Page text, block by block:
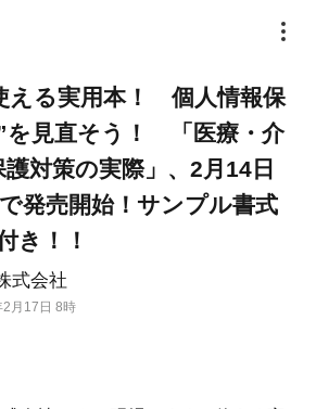
式会社
月17日 8時
える実用本！ 個人情報保
を見直そう！ 「医療・介
対策の実際」、2月14日
発売開始！サンプル書式
き！！